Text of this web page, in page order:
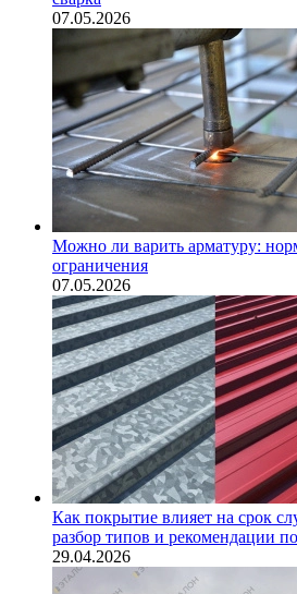
07.05.2026
Можно ли варить арматуру:
ограничения
07.05.2026
Как покрытие влияет на срок
разбор типов и рекомендации
29.04.2026